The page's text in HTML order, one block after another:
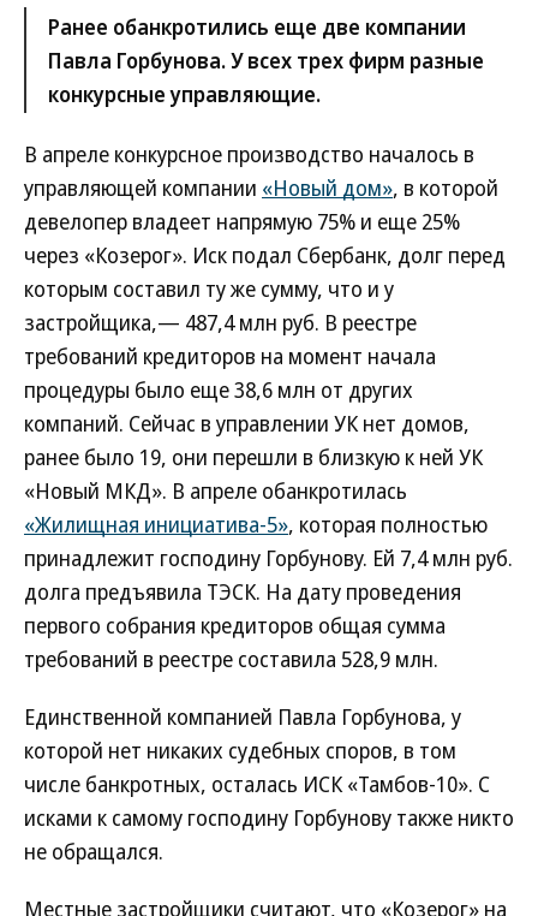
Ранее обанкротились еще две компании
Павла Горбунова. У всех трех фирм разные
конкурсные управляющие.
В апреле конкурсное производство началось в
управляющей компании «Новый дом», в которой
девелопер владеет напрямую 75% и еще 25%
через «Козерог». Иск подал Сбербанк, долг перед
которым составил ту же сумму, что и у
застройщика,— 487,4 млн руб. В реестре
требований кредиторов на момент начала
процедуры было еще 38,6 млн от других
компаний. Сейчас в управлении УК нет домов,
ранее было 19, они перешли в близкую к ней УК
«Новый МКД». В апреле обанкротилась
«Жилищная инициатива-5», которая полностью
принадлежит господину Горбунову. Ей 7,4 млн руб.
долга предъявила ТЭСК. На дату проведения
первого собрания кредиторов общая сумма
требований в реестре составила 528,9 млн.
Единственной компанией Павла Горбунова, у
которой нет никаких судебных споров, в том
числе банкротных, осталась ИСК «Тамбов-10». С
исками к самому господину Горбунову также никто
не обращался.
Местные застройщики считают, что «Козерог» на